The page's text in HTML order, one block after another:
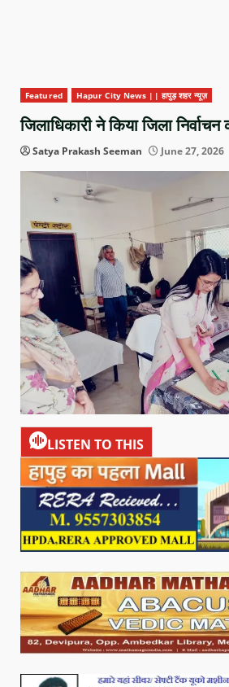
Featured Hapur City News || हापुड़ शहर न्यूज़
जिलाधिकारी ने किया जिला निर्वाचन
Satya Prakash Seeman June 27, 2026
LISTEN TO THIS